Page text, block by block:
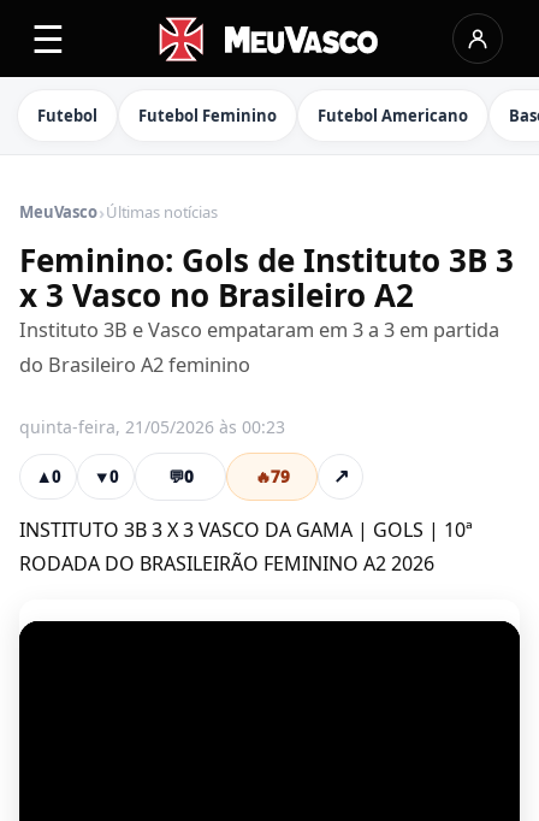
☰
Futebol Futebol Feminino Futebol Americano
MeuVasco›Últimas notícias
Feminino: Gols de Instituto 3B 3
x 3 Vasco no Brasileiro A2
Instituto 3B e Vasco empataram em 3 a 3 em partida
do Brasileiro A2 feminino
quinta-feira, 21/05/2026 às 00:23
▲0 ▼0 💬0 🔥79 ↗
INSTITUTO 3B 3 X 3 VASCO DA GAMA | GOLS | 10ª
RODADA DO BRASILEIRÃO FEMININO A2 2026